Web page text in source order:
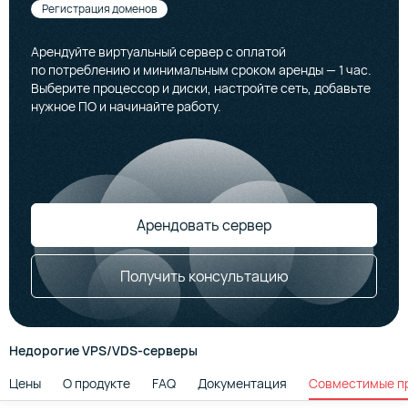
Арендуйте виртуальный сервер с оплатой
по потреблению и минимальным сроком аренды — 1 час.
Выберите процессор и диски, настройте сеть, добавьте
нужное ПО и начинайте работу.
Арендовать сервер
Получить консультацию
Регистрация доменов
Недорогие VPS/VDS-серверы
Цены
О продукте FAQ Документация Совместимые